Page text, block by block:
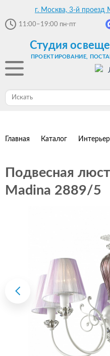
г. Москва, 3-й
11:00–19:00 пн-пт
Студия
ПРОЕКТИРОВАНИЕ,
Главная Каталог
Подвесная
Madina 2889/5